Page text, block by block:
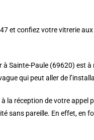
et confiez votre vitrerie
Sainte-Paule (69620) est à
qui peut aller de
la réception de votre
sans pareille. En effet, en